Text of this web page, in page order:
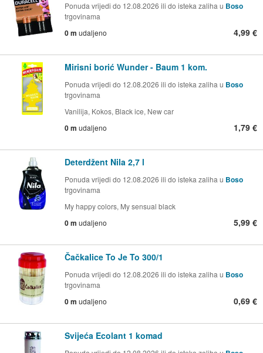
Ponuda vrijedi do 12.08.2026 ili do isteka zaliha u Boso
trgovinama
0 m udaljeno 4,99 €
Mirisni borić Wunder - Baum 1 kom.
Ponuda vrijedi do 12.08.2026 ili do isteka zaliha u Boso
trgovinama
Vanilija, Kokos, Black ice, New car
0 m udaljeno 1,79 €
Deterdžent Nila 2,7 l
Ponuda vrijedi do 12.08.2026 ili do isteka zaliha u Boso
trgovinama
My happy colors, My sensual black
0 m udaljeno 5,99 €
Čačkalice To Je To 300/1
Ponuda vrijedi do 12.08.2026 ili do isteka zaliha u Boso
trgovinama
0 m udaljeno 0,69 €
Svijeća Ecolant 1 komad